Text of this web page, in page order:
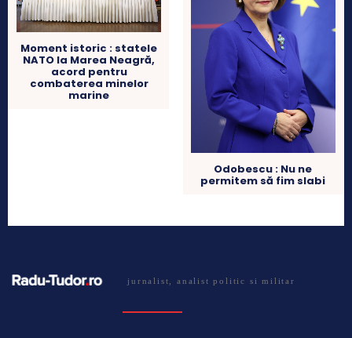
Moment istoric : statele
NATO la Marea Neagră,
acord pentru
combaterea minelor
marine
Odobescu : Nu ne
permitem să fim slabi
jurnalist, analist politic si militar